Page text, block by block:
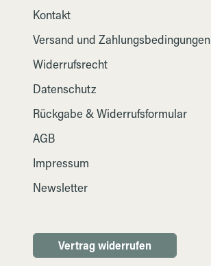
Kontakt
Versand und Zahlungsbedingungen
Widerrufsrecht
Datenschutz
Rückgabe & Widerrufsformular
AGB
Impressum
Newsletter
Vertrag widerrufen